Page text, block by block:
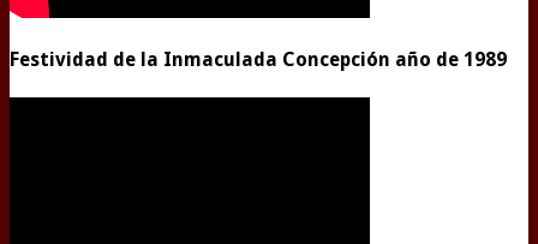
Festividad de la Inmaculada Concepción año de 1989